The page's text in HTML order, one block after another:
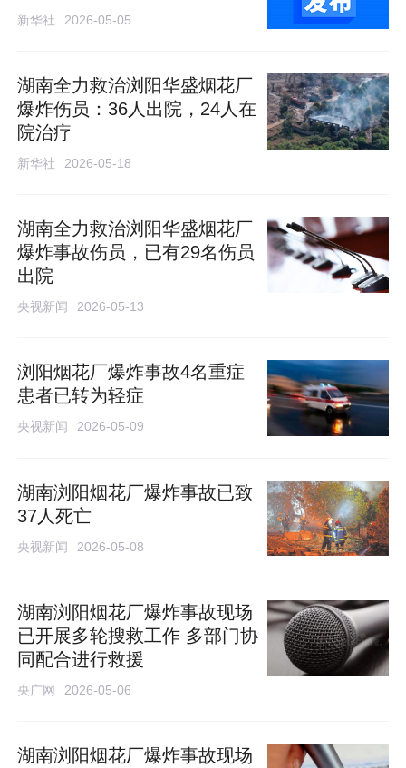
新华社 2026-05-05
湖南全力救治浏阳华盛烟花厂
爆炸伤员：36人出院，24人在
院治疗
新华社 2026-05-18
湖南全力救治浏阳华盛烟花厂
爆炸事故伤员，已有29名伤员
出院
央视新闻 2026-05-13
浏阳烟花厂爆炸事故4名重症
患者已转为轻症
央视新闻 2026-05-09
湖南浏阳烟花厂爆炸事故已致
37人死亡
央视新闻 2026-05-08
湖南浏阳烟花厂爆炸事故现场
已开展多轮搜救工作 多部门协
同配合进行救援
央广网 2026-05-06
湖南浏阳烟花厂爆炸事故现场